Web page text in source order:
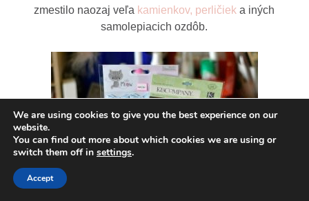
zmestilo naozaj veľa kamienkov, perličiek a iných
samolepiacich ozdôb.
We are using cookies to give you the best experience on our
website.
You can find out more about which cookies we are using or
switch them off in settings.
Accept